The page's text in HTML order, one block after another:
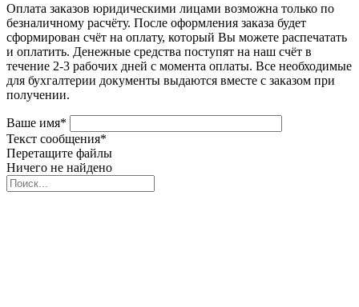
Оплата заказов юридическими лицами возможна только по
безналичному расчёту. После оформления заказа будет
сформирован счёт на оплату, который Вы можете распечатать
и оплатить. Денежные средства поступят на наш счёт в
течение 2-3 рабочих дней с момента оплаты. Все необходимые
для бухгалтерии документы выдаются вместе с заказом при
получении.
Ваше имя*
Текст сообщения*
Перетащите файлы
Ничего не найдено